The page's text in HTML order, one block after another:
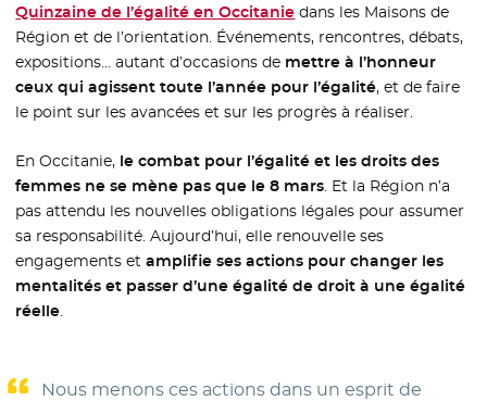
Quinzaine de l’égalité en Occitanie dans les Maisons de
Région et de l’orientation. Événements, rencontres, débats,
expositions… autant d’occasions de mettre à l’honneur
ceux qui agissent toute l’année pour l’égalité, et de faire
le point sur les avancées et sur les progrès à réaliser.
En Occitanie, le combat pour l’égalité et les droits des
femmes ne se mène pas que le 8 mars . Et la Région n’a
pas attendu les nouvelles obligations légales pour assumer
sa responsabilité. Aujourd’hui, elle renouvelle ses
engagements etamplifie ses actions pour changer les
mentalités et passer d’une égalité de droit à une égalité
réelle
Nous menons ces actions dans un esprit de